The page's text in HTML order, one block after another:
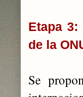
Etapa
de la
Se